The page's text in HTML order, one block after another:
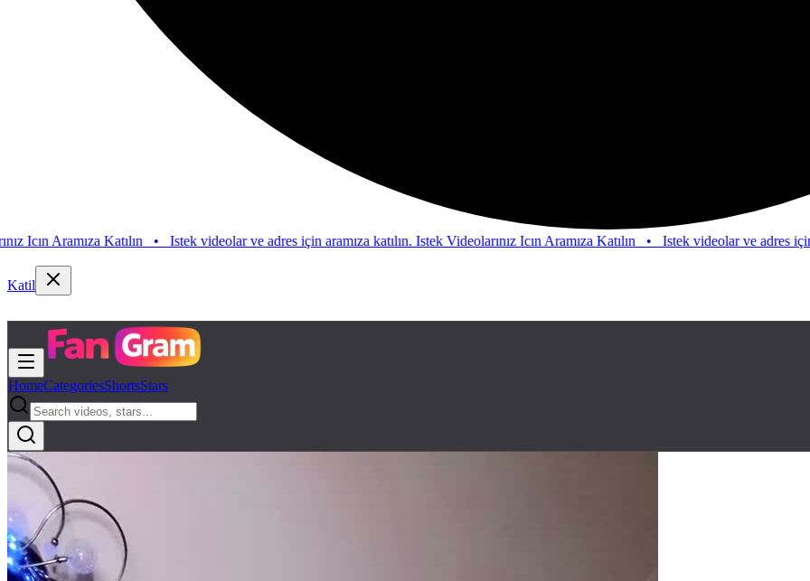
Katılın•Istek videolar ve adres için aramıza katılın. Istek Videolarınız Icın Aramıza Katılın•Istek videolar ve adres için
Katil
HomeCategoriesShortsStars